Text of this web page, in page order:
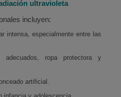
ultravioleta
incluyen:
intensa, especialmente entre las
adecuados, ropa protectora y
artificial.